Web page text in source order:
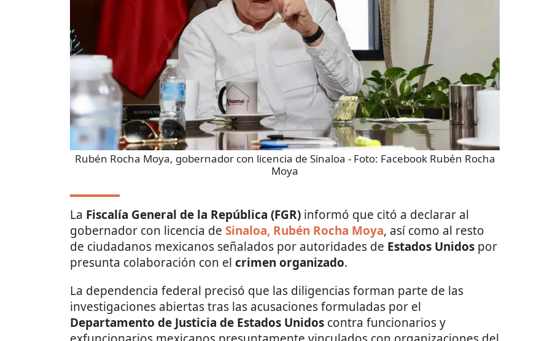
Rubén Rocha Moya, gobernador con licencia de Sinaloa - Foto: Facebook Rubén Rocha
Moya
La Fiscalía General de la República (FGR) informó que citó a declarar al
gobernador con licencia de Sinaloa, Rubén Rocha Moya, así como al resto
de ciudadanos mexicanos señalados por autoridades de Estados Unidos por
presunta colaboración con el crimen organizado.
La dependencia federal precisó que las diligencias forman parte de las
investigaciones abiertas tras las acusaciones formuladas por el
Departamento de Justicia de Estados Unidos contra funcionarios y